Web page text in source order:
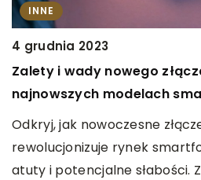
INNE
4 grudnia 2023
Zalety i wady nowego
najnowszych modelach
Odkryj, jak nowoczesne
rewolucjonizuje rynek
atuty i potencjalne słabości.